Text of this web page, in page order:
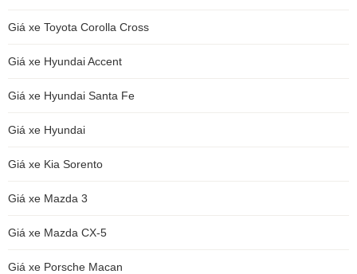
Giá xe Toyota Corolla Cross
Giá xe Hyundai Accent
Giá xe Hyundai Santa Fe
Giá xe Hyundai
Giá xe Kia Sorento
Giá xe Mazda 3
Giá xe Mazda CX-5
Giá xe Porsche Macan